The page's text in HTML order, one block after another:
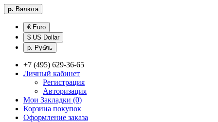
р. Валюта
€ Euro
$ US Dollar
р. Рубль
+7 (495) 629-36-65
Личный кабинет
Регистрация
Авторизация
Мои Закладки (0)
Корзина покупок
Оформление заказа